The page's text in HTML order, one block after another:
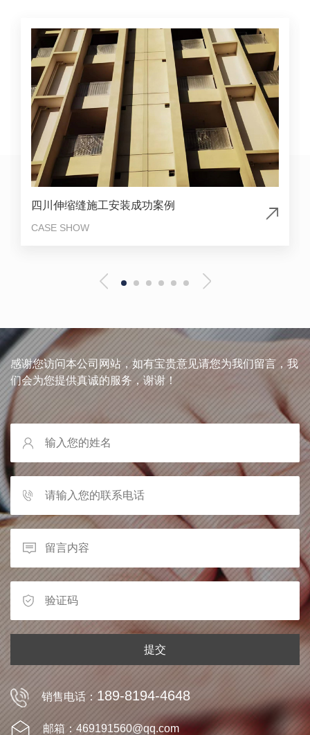
四川伸缩缝施工安装成功案例
CASE SHOW
感谢您访问本公司网站，如有宝贵意见请您为我们留言，我
们会为您提供真诚的服务，谢谢！
提交
销售电话： 189-8194-4648
邮箱：469191560@qq.com